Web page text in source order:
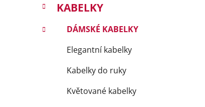
n
n
í
i
KABELKY
DÁMSKÉ KABELKY
Elegantní kabelky
Kabelky do ruky
Květované kabelky